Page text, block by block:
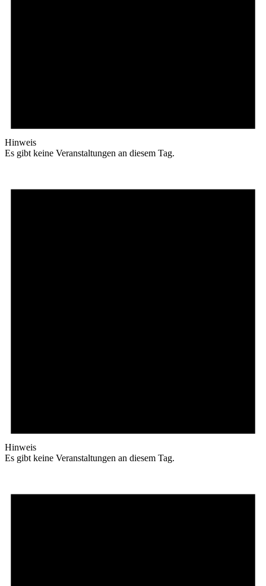
Hinweis
Es gibt keine Veranstaltungen an diesem Tag.
Hinweis
Es gibt keine Veranstaltungen an diesem Tag.